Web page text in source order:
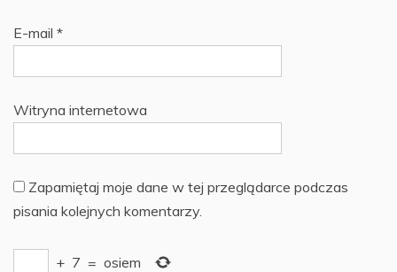
E-mail *
Witryna internetowa
Zapamiętaj moje dane w tej przeglądarce podczas
pisania kolejnych komentarzy.
+ 7 = osiem